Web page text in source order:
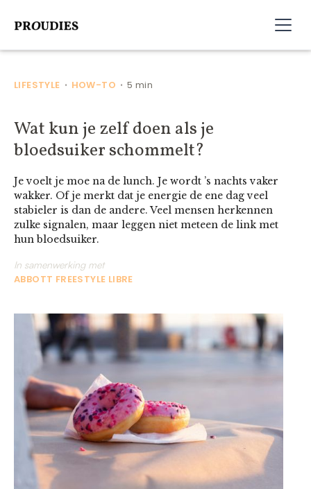
LIFESTYLE • HOW-TO •5 min
Wat kun je zelf doen als je
bloedsuiker schommelt?
Je voelt je moe na de lunch. Je wordt ’s nachts vaker
wakker. Of je merkt dat je energie de ene dag veel
stabieler is dan de andere. Veel mensen herkennen
zulke signalen, maar leggen niet meteen de link met
hun bloedsuiker.
In samenwerking met
ABBOTT FREESTYLE LIBRE